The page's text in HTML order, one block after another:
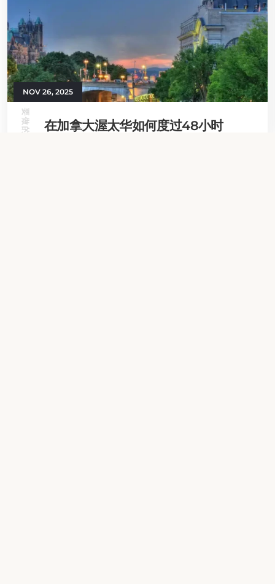
NOV 26, 2025
要做的事情 在加拿大渥太华如何度过48小时